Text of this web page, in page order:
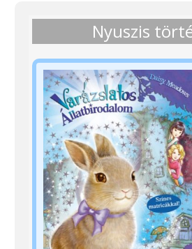
Nyuszis